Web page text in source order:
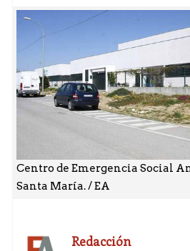
Centro de Emergencia Social
Santa María. / EA
Redacción